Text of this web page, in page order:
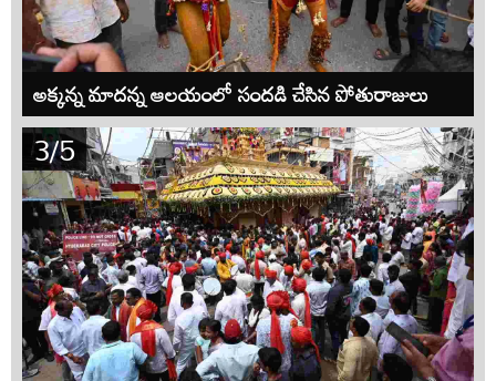
అక్కన్న మాదన్న ఆలయంలో సందడి చేసిన పోతురాజులు
3/5